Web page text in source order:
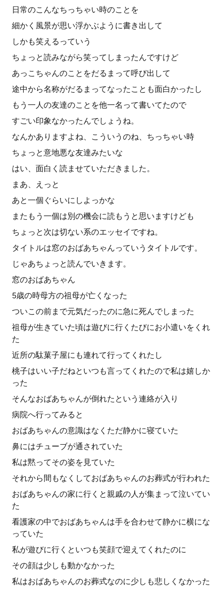
日常のこんなちっちゃい時のことを
細かく風景が思い浮かぶように書き出して
しかも笑えるっていう
ちょっと読みながら笑ってしまったんですけど
あっこちゃんのことをだるまって呼び出して
途中から名称がだるまってなったことも面白かったし
もう一人の友達のことを他一名って書いてたので
すごい印象なかったんでしょうね。
なんかありますよね、こういうのね、ちっちゃい時
ちょっと意地悪な友達みたいな
はい、面白く読ませていただきました。
まあ、えっと
あと一個ぐらいにしよっかな
またもう一個は別の機会に読もうと思いますけども
ちょっと次は切ない系のエッセイですね。
タイトルは窓のおばあちゃんっていうタイトルです。
じゃあちょっと読んでいきます。
窓のおばあちゃん
5歳の時母方の祖母が亡くなった
ついこの前まで元気だったのに急に死んでしまった
祖母が生きていた頃は遊びに行くたびにお小遣いをくれ
た
近所の駄菓子屋にも連れて行ってくれたし
桃子はいい子だねといつも言ってくれたので私は嬉しか
った
そんなおばあちゃんが倒れたという連絡が入り
病院へ行ってみると
おばあちゃんの意識はなくただ静かに寝ていた
鼻にはチューブが通されていた
私は黙ってその姿を見ていた
それから間もなくしておばあちゃんのお葬式が行われた
おばあちゃんの家に行くと親戚の人が集まって泣いてい
た
看護家の中でおばあちゃんは手を合わせて静かに横にな
っていた
私が遊びに行くといつも笑顔で迎えてくれたのに
その顔は少しも動かなかった
私はおばあちゃんのお葬式なのに少しも悲しくなかった